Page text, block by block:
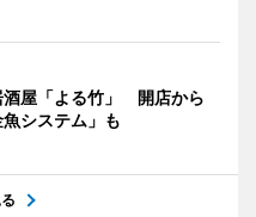
酒屋「よる竹」 開店から
システム」も